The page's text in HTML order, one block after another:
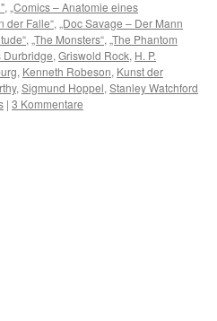
, „Comics – Anatomie eines
der Falle“, „Doc Savage – Der Mann
, „The Monsters“, „The Phantom
Durbridge, Griswold Rock, H. P.
, Kenneth Robeson, Kunst der
, Sigmund Hoppel, Stanley Watchford
| 3 Kommentare